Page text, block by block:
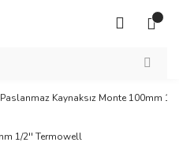
Paslanmaz Kaynaksız Monte 100mm 1/